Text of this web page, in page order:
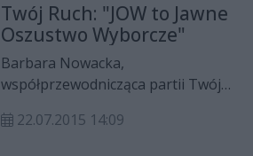
Twój Ruch: "JOW to Jawne
Oszustwo Wyborcze"
Barbara Nowacka,
współprzewodnicząca partii Twój
lipca) w Radomiu akcję tej partii
22.07.2015 14:09